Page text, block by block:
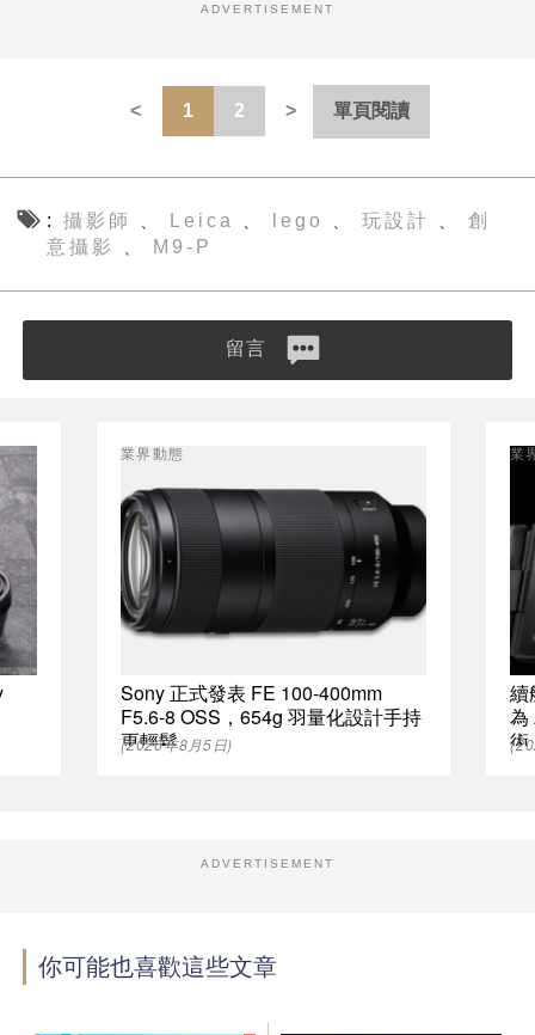
ADVERTISEMENT
1 2 單頁閱讀
攝影師 Leica lego 玩設計
創
意攝影
M9-P
留言
Sony 正式發表 FE 100-400mm
F5.6-8 OSS，654g 羽量化設計手持
更輕鬆
業界動態
(2026年8月5日)
續
為
術
業
ADVERTISEMENT
你可能也喜歡這些文章